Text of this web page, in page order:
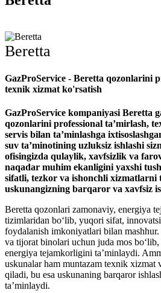
Beretta
GazProService - Beretta qozonlarini
texnik xizmat ko'rsatish
GazProService kompaniyasi Beretta
qozonlarini professional ta’mirlash,
servis bilan ta’minlashga
suv ta’minotining uzluksiz ishlashi
ofisingizda qulaylik, xavfsizlik va
naqadar muhim ekanligini yaxshi
sifatli, tezkor va ishonchli
uskunangizning barqaror va xavfsiz
Beretta qozonlari zamonaviy, energiya
tizimlaridan bo‘lib, yuqori sifat,
foydalanish imkoniyatlari bilan
va tijorat binolari uchun juda mos
energiya tejamkorligini ta’minlaydi.
uskunalar ham muntazam texnik xizmat
qiladi, bu esa uskunaning barqaror
ta’minlaydi.